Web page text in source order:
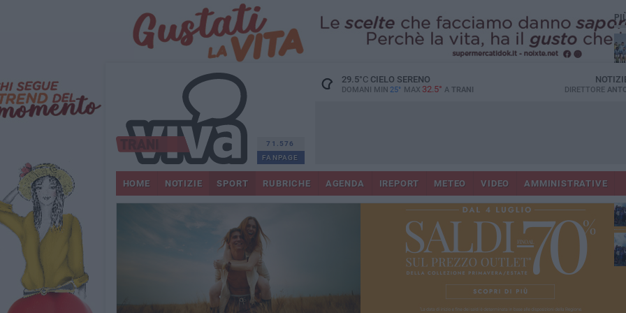
71.576
FANPAGE
29.5°CCIELO SERENO
DOMANI MIN 25° MAX 32.5° A TRANI DIRETTORE
HOME NOTIZIE SPORT RUBRICHE AGENDA IREPORT METEO VIDEO AMMINISTRATIVE